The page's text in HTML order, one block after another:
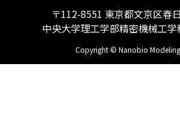
〒112-8551 東京都文京区春
中央大学理工学部精密機械工
Copyright © Nanobio